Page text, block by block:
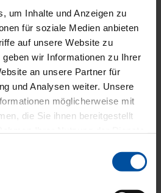
um Inhalte und Anzeigen zu
für soziale Medien anbieten
auf unsere Website zu
wir Informationen zu Ihrer
an unsere Partner für
und Analysen weiter. Unsere
möglicherweise mit
die Sie ihnen bereitgestellt